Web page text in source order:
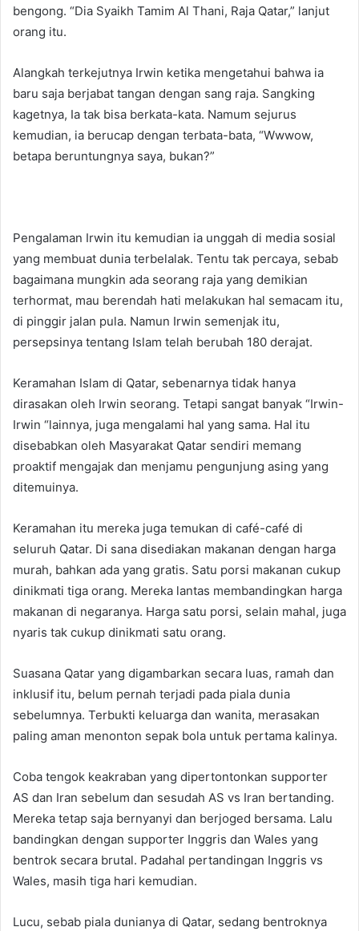
bengong. “Dia Syaikh Tamim Al Thani, Raja Qatar,” lanjut
orang itu.
Alangkah terkejutnya Irwin ketika mengetahui bahwa ia
baru saja berjabat tangan dengan sang raja. Sangking
kagetnya, Ia tak bisa berkata-kata. Namum sejurus
kemudian, ia berucap dengan terbata-bata, “Wwwow,
betapa beruntungnya saya, bukan?”
Pengalaman Irwin itu kemudian ia unggah di media sosial
yang membuat dunia terbelalak. Tentu tak percaya, sebab
bagaimana mungkin ada seorang raja yang demikian
terhormat, mau berendah hati melakukan hal semacam itu,
di pinggir jalan pula. Namun Irwin semenjak itu,
persepsinya tentang Islam telah berubah 180 derajat.
Keramahan Islam di Qatar, sebenarnya tidak hanya
dirasakan oleh Irwin seorang. Tetapi sangat banyak “Irwin-
Irwin “lainnya, juga mengalami hal yang sama. Hal itu
disebabkan oleh Masyarakat Qatar sendiri memang
proaktif mengajak dan menjamu pengunjung asing yang
ditemuinya.
Keramahan itu mereka juga temukan di café-café di
seluruh Qatar. Di sana disediakan makanan dengan harga
murah, bahkan ada yang gratis. Satu porsi makanan cukup
dinikmati tiga orang. Mereka lantas membandingkan harga
makanan di negaranya. Harga satu porsi, selain mahal, juga
nyaris tak cukup dinikmati satu orang.
Suasana Qatar yang digambarkan secara luas, ramah dan
inklusif itu, belum pernah terjadi pada piala dunia
sebelumnya. Terbukti keluarga dan wanita, merasakan
paling aman menonton sepak bola untuk pertama kalinya.
Coba tengok keakraban yang dipertontonkan supporter
AS dan Iran sebelum dan sesudah AS vs Iran bertanding.
Mereka tetap saja bernyanyi dan berjoged bersama. Lalu
bandingkan dengan supporter Inggris dan Wales yang
bentrok secara brutal. Padahal pertandingan Inggris vs
Wales, masih tiga hari kemudian.
Lucu, sebab piala dunianya di Qatar, sedang bentroknya